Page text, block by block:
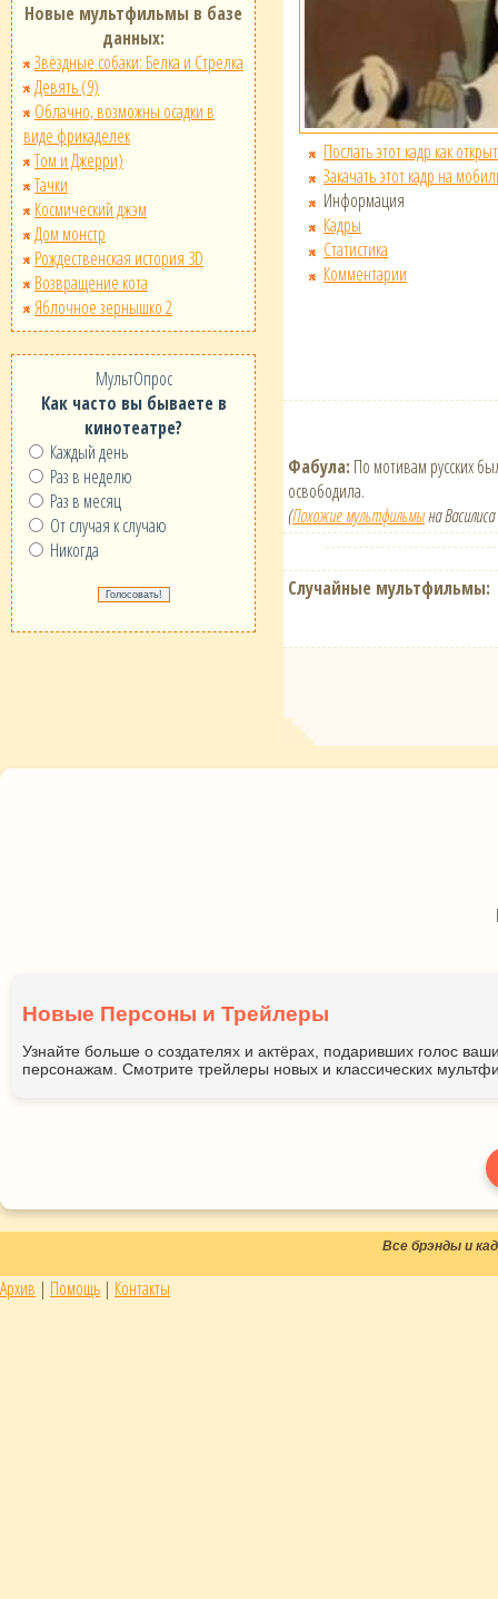
Новые мультфильмы в базе
данных:
Звёздные собаки: Белка и Стрелка
Девять (9)
Облачно, возможны осадки в
виде фрикаделек
Том и Джерри)
Тачки
Космический джэм
Дом монстр
Рождественская история 3D
Возвращение кота
Яблочное зернышко 2
МультОпрос
Как часто вы бываете в
кинотеатре?
Каждый день
Раз в неделю
Раз в месяц
От случая к случаю
Никогда
Послать этот кадр как
Закачать этот кадр на
Информация
Кадры
Статистика
Комментарии
Фабула: По мотивам русских
освободила.
(Похожие мультфильмына
Случайные мультфильмы:
Новые Персоны и Трейлеры
Узнайте больше о создателях и актёрах, подаривших голос
персонажам. Смотрите трейлеры новых и классических
Все брэнды и
Архив | Помощь | Контакты